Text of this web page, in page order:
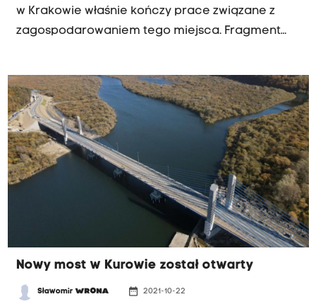
w Krakowie właśnie kończy prace związane z
zagospodarowaniem tego miejsca. Fragment
Nowy most w Kurowie został otwarty
SławomirWRONA date_range 2021-10-22